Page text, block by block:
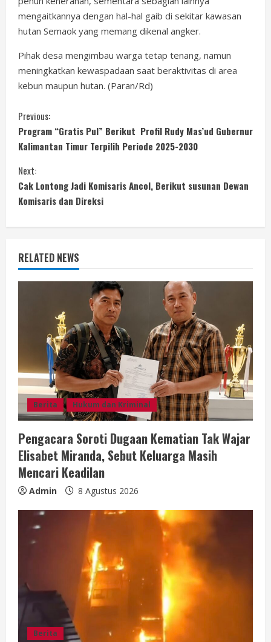
mengaitkannya dengan hal-hal gaib di sekitar kawasan
hutan Semaok yang memang dikenal angker.
Pihak desa mengimbau warga tetap tenang, namun
meningkatkan kewaspadaan saat beraktivitas di area
kebun maupun hutan. (Paran/Rd)
C
o
n
t
i
n
u
a
d
i
n
g
Previous:
Program “Gratis Pul” Berikut Profil Rudy Mas’ud Gubernur
Kalimantan Timur Terpilih Periode 2025-2030
Next:
Cak Lontong Jadi Komisaris Ancol, Berikut susunan Dewan
Komisaris dan Direksi
RELATED NEWS
Berita Hukum dan Kriminal
Pengacara Soroti Dugaan Kematian Tak Wajar
Elisabet Miranda, Sebut Keluarga Masih
Mencari Keadilan
Admin 8 Agustus 2026
Berita